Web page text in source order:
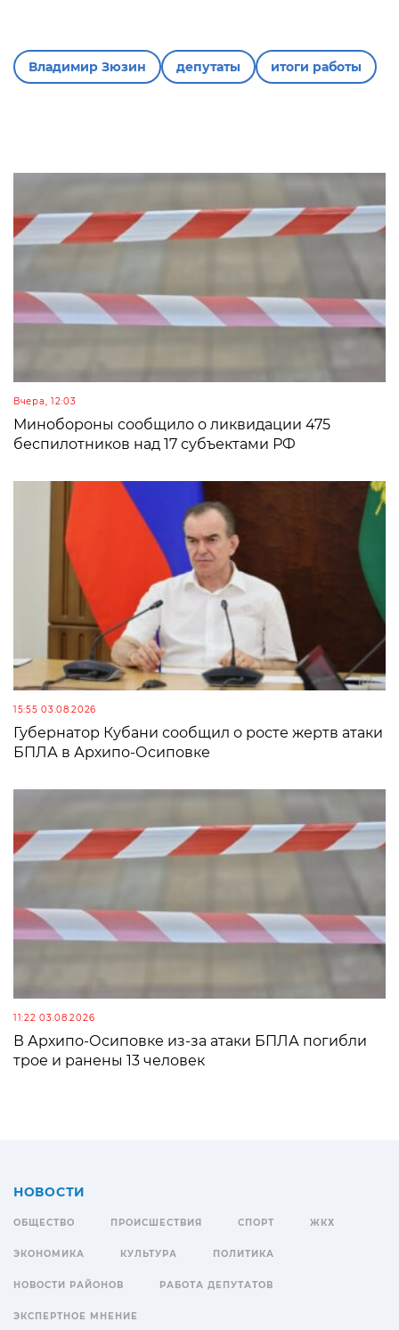
Владимир Зюзин депутаты итоги работы
Вчера, 12:03
Минобороны сообщило о ликвидации 475
беспилотников над 17 субъектами РФ
15:55 03.08.2026
Губернатор Кубани сообщил о росте жертв атаки
БПЛА в Архипо-Осиповке
11:22 03.08.2026
В Архипо-Осиповке из-за атаки БПЛА погибли
трое и ранены 13 человек
НОВОСТИ
ОБЩЕСТВО ПРОИСШЕСТВИЯ СПОРТ ЖКХ
ЭКОНОМИКА КУЛЬТУРА ПОЛИТИКА
НОВОСТИ РАЙОНОВ РАБОТА ДЕПУТАТОВ
ЭКСПЕРТНОЕ МНЕНИЕ